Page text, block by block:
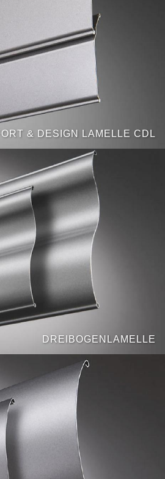
& DESIGN LAMELLE CDL
DREIBOGENLAMELLE